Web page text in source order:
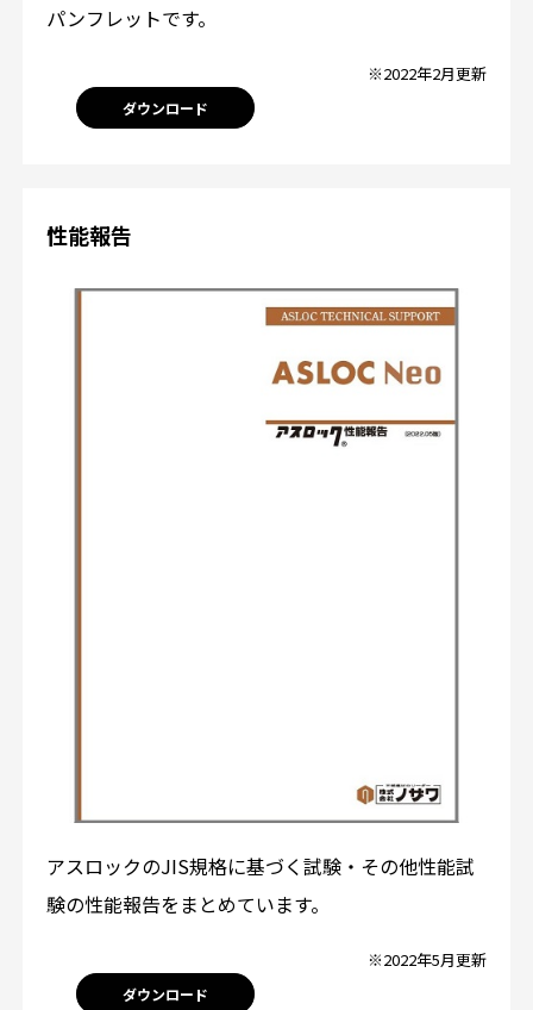
パンフレットです。
※2022年2月更新
ダウンロード
性能報告
アスロックのJIS規格に基づく試験・その他性能試
験の性能報告をまとめています。
※2022年5月更新
ダウンロード